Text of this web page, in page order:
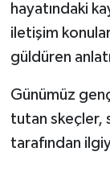
hayatındaki
iletişim
güldüren
Günümüz
tutan skeçler,
tarafından